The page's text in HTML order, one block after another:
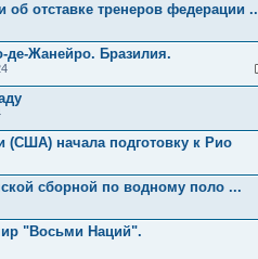
отставке тренеров федерации
де-Жанейро. Бразилия.
(США) начала подготовку к Рио
сборной по водному поло ...
"Восьми Наций".